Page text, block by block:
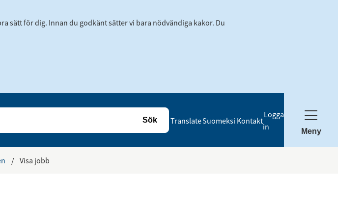
sätt för dig. Innan du godkänt sätter vi bara nödvändiga kakor. Du
TranslateSuomeksi Kontakt
Logga
in
Meny
/ Visa jobb